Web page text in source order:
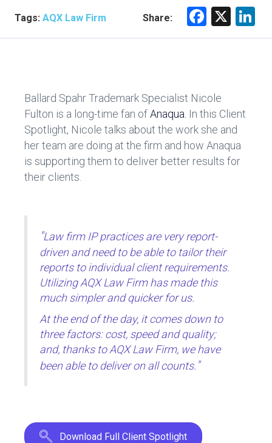
Tags: AQX Law Firm Share:
F
o
ok
X
Ballard Spahr Trademark Specialist Nicole
Fulton is a long-time fan ofAnaqua. In this Client
Spotlight, Nicole talks about the work she and
her team are doing at the firm and how Anaqua
is supporting them to deliver better results for
their clients.
"Law firm IP practices are very report-
driven and need to be able to tailor their
reports to individual client requirements.
Utilizing AQX Law Firm has made this
much simpler and quicker for us.
At the end of the day, it comes down to
three factors: cost, speed and quality;
and, thanks to AQX Law Firm, we have
been able to deliver on all counts. "
Download Full Client Spotlight